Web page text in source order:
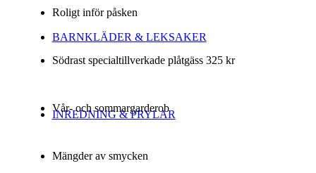
BARNKLÄDER & LEKSAKER
INREDNING & PRYLAR
Roligt inför påsken
Södrast specialtillverkade plåtgäss 325 kr
Vår- och sommargarderob
Mängder av smycken